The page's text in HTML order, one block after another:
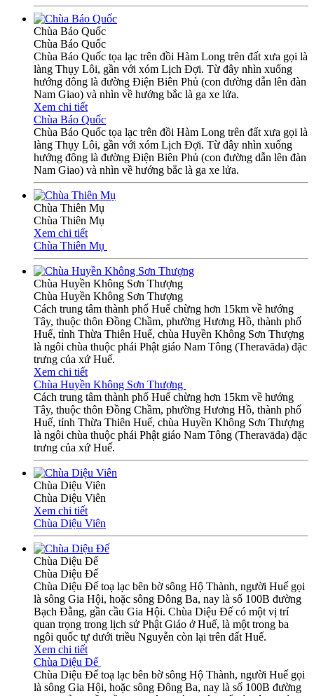
Chùa Báo Quốc
Chùa Báo Quốc
Chùa Báo Quốc tọa lạc trên đồi Hàm Long trên đất xưa gọi là
làng Thụy Lôi, gần với xóm Lịch Đợi. Từ đây nhìn xuống
hướng đông là đường Điện Biên Phủ (con đường dẫn lên đàn
Nam Giao) và nhìn về hướng bắc là ga xe lửa.
Xem chi tiết
Chùa Báo Quốc
Chùa Báo Quốc tọa lạc trên đồi Hàm Long trên đất xưa gọi là
làng Thụy Lôi, gần với xóm Lịch Đợi. Từ đây nhìn xuống
hướng đông là đường Điện Biên Phủ (con đường dẫn lên đàn
Nam Giao) và nhìn về hướng bắc là ga xe lửa.
Chùa Thiên Mụ
Chùa Thiên Mụ
Xem chi tiết
Chùa Thiên Mụ
Chùa Huyền Không Sơn Thượng
Chùa Huyền Không Sơn Thượng
Cách trung tâm thành phố Huế chừng hơn 15km về hướng
Tây, thuộc thôn Đồng Chầm, phường Hương Hồ, thành phố
Huế, tỉnh Thừa Thiên Huế, chùa Huyền Không Sơn Thượng
là ngôi chùa thuộc phái Phật giáo Nam Tông (Theravāda) đặc
trưng của xứ Huế.
Xem chi tiết
Chùa Huyền Không Sơn Thượng
Cách trung tâm thành phố Huế chừng hơn 15km về hướng
Tây, thuộc thôn Đồng Chầm, phường Hương Hồ, thành phố
Huế, tỉnh Thừa Thiên Huế, chùa Huyền Không Sơn Thượng
là ngôi chùa thuộc phái Phật giáo Nam Tông (Theravāda) đặc
trưng của xứ Huế.
Chùa Diệu Viên
Chùa Diệu Viên
Xem chi tiết
Chùa Diệu Viên
Chùa Diệu Đế
Chùa Diệu Đế
Chùa Diệu Đế toạ lạc bên bờ sông Hộ Thành, người Huế gọi
là sông Gia Hội, hoặc sông Đông Ba, nay là số 100B đường
Bạch Đằng, gần cầu Gia Hội. Chùa Diệu Đế có một vị trí
quan trọng trong lịch sử Phật Giáo ở Huế, là một trong ba
ngôi quốc tự dưới triều Nguyễn còn lại trên đất Huế.
Xem chi tiết
Chùa Diệu Đế
Chùa Diệu Đế toạ lạc bên bờ sông Hộ Thành, người Huế gọi
là sông Gia Hội, hoặc sông Đông Ba, nay là số 100B đường